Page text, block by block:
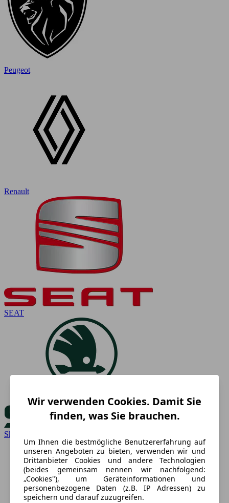
Peugeot
Renault
SEAT
Skoda
Wir verwenden Cookies. Damit Sie
finden, was Sie brauchen.
Um Ihnen die bestmögliche Benutzererfahrung auf
unseren Angeboten zu bieten, verwenden wir und
Drittanbieter Cookies und andere Technologien
(beides gemeinsam nennen wir nachfolgend:
„Cookies"), um Geräteinformationen und
personenbezogene Daten (z.B. IP Adressen) zu
speichern und darauf zuzugreifen.